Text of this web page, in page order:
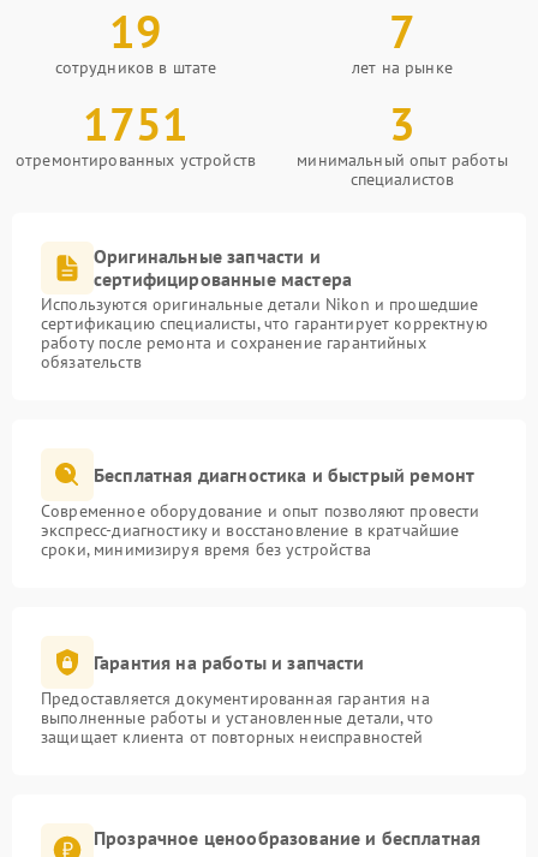
19
сотрудников в штате
7
лет на рынке
1751
отремонтированных устройств
3
минимальный опыт работы
специалистов
Оригинальные запчасти и
сертифицированные мастера
Используются оригинальные детали Nikon и прошедшие
сертификацию специалисты, что гарантирует корректную
работу после ремонта и сохранение гарантийных
обязательств
Бесплатная диагностика и быстрый ремонт
Современное оборудование и опыт позволяют провести
экспресс-диагностику и восстановление в кратчайшие
сроки, минимизируя время без устройства
Гарантия на работы и запчасти
Предоставляется документированная гарантия на
выполненные работы и установленные детали, что
защищает клиента от повторных неисправностей
Прозрачное ценообразование и бесплатная